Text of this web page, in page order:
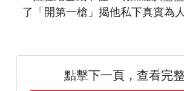
點擊下一頁，查看完